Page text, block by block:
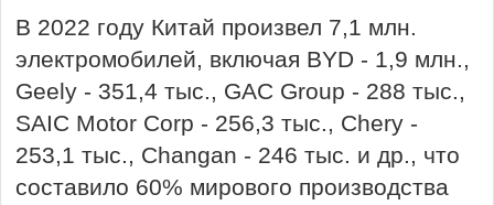
В 2022 году Китай произвел 7,1 млн.
электромобилей, включая BYD - 1,9 млн.,
Geely - 351,4 тыс., GAC Group - 288 тыс.,
SAIC Motor Corp - 256,3 тыс., Chery -
253,1 тыс., Changan - 246 тыс. и др., что
составило 60% мирового производства